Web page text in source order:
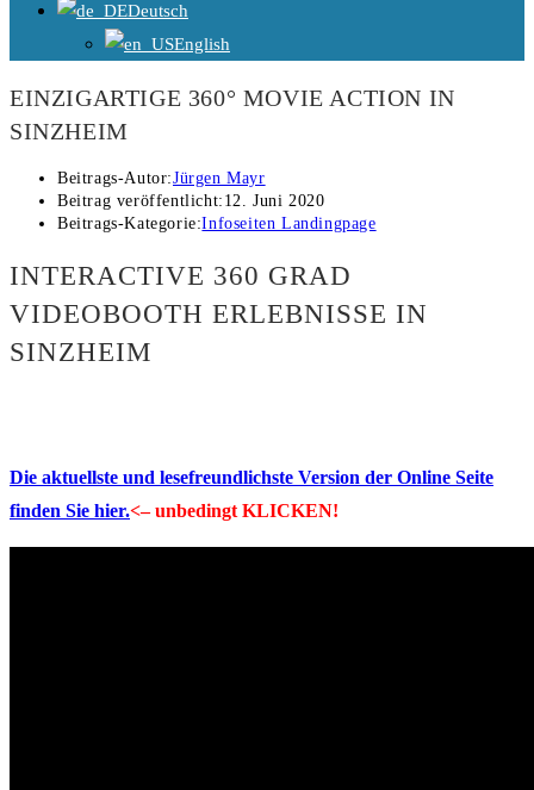
Deutsch
English
EINZIGARTIGE 360° MOVIE ACTION IN
SINZHEIM
Beitrags-Autor:Jürgen Mayr
Beitrag veröffentlicht: 12. Juni 2020
Beitrags-Kategorie:Infoseiten Landingpage
INTERACTIVE 360 GRAD
VIDEOBOOTH ERLEBNISSE IN
SINZHEIM
Die aktuellste und lesefreundlichste Version der Online Seite
finden Sie hier.<– unbedingt KLICKEN!